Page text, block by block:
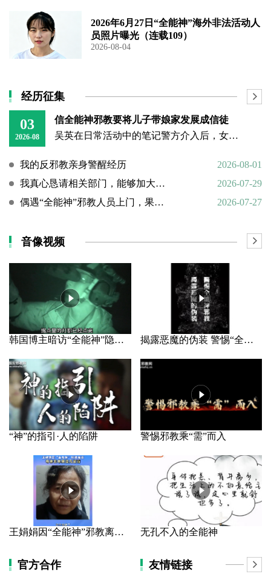
2026年6月27日“全能神”海外非法活动人
员照片曝光（连载109）
2026-08-04
经历征集
03
2026-08
信全能神邪教要将儿子带娘家发展成信徒
吴英在日常活动中的笔记警方介入后，女子丈夫向警方称，打人原因系担心妻子将儿子带回娘家“被带坏”，并反映妻子和丈母娘涉嫌信奉、传播“全能神”教。经一个多月的调查，警方在其丈母娘家中搜到大量证据，于23日
我的反邪教亲身警醒经历
2026-08-01
我真心恳请相关部门，能够加大对“全能神”邪教的打击力度
2026-07-29
偶遇“全能神”邪教人员上门，果断硬核驱离
2026-07-27
音像视频
韩国博主暗访“全能神”隐秘据点 揭露恶魔的伪装 警惕“全能神”邪教
“神”的指引·人的陷阱 警惕邪教乘“需”而入
王娟娟因“全能神”邪教离家 母亲长年哭泣几近盲 无孔不入的全能神
官方合作 友情链接